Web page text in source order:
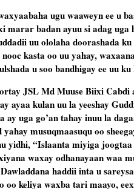
ugu waaweyn ee u
marar badan ayuu si adag
uu ololaha doorashada
kasta oo uu yahay,
u soo bandhigay ee uu
JSL Md Muuse Biixi Cabdi
ayaa kulan uu la yeeshay
uga go’an tahay inuu la
musuqmaasuqu oo
yidhi, “Islaanta miyiga
waxay odhanayaan waa
haddii inta u
keliya waxba tari maayo,